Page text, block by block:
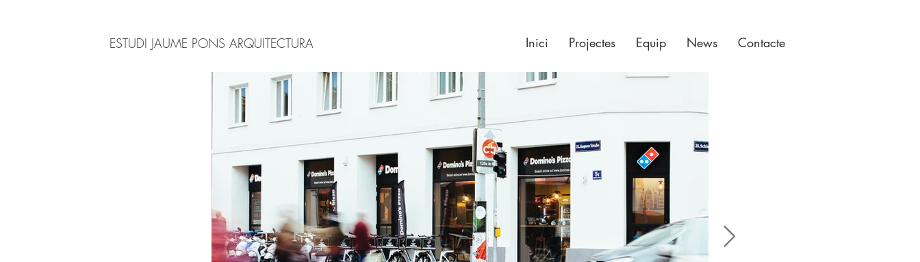
ESTUDI JAUME PONS ARQUITECTURA Inici Projectes Equip News Contacte